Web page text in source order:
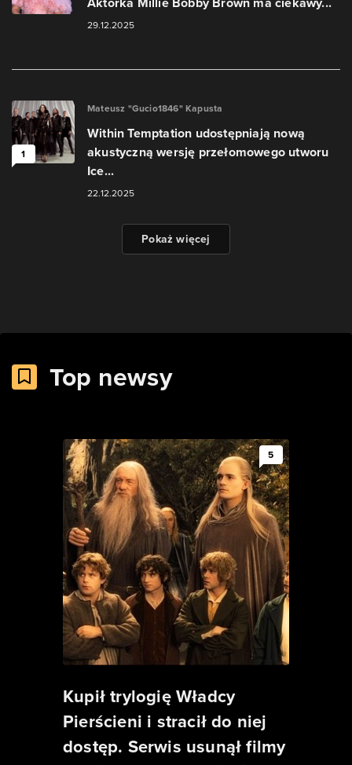
29.12.2025
1
Mateusz "Gucio1846" Kapusta
Within Temptation udostępniają nową
akustyczną wersję przełomowego utworu
Ice...
22.12.2025
Pokaż więcej
Top newsy
5
Kupił trylogię Władcy
Pierścieni i stracił do niej
dostęp. Serwis usunął filmy